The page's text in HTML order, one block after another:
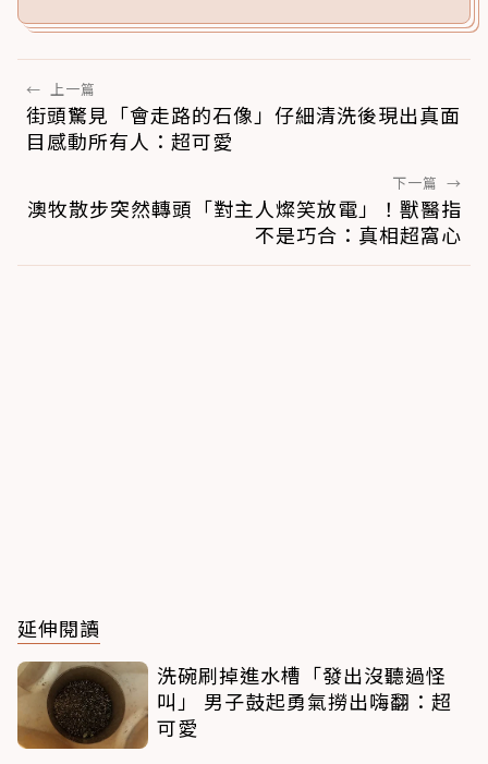
← 上一篇
街頭驚見「會走路的石像」仔細清洗後現出真面
目感動所有人：超可愛
下一篇 →
澳牧散步突然轉頭「對主人燦笑放電」！獸醫指
不是巧合：真相超窩心
延伸閱讀
洗碗刷掉進水槽「發出沒聽過怪
叫」 男子鼓起勇氣撈出嗨翻：超
可愛